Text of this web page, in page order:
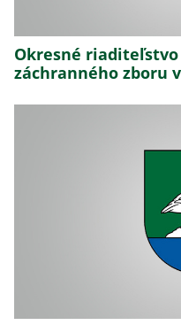
Okresné riaditeľstvo
záchranného zboru